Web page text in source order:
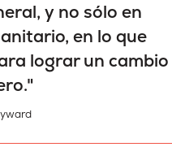
y no sólo en
en lo que
lograr un cambio